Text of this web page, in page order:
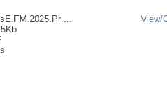
...
View/